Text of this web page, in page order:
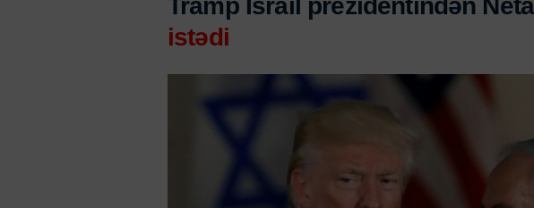
Tramp İsrail prezidentindən
istədi